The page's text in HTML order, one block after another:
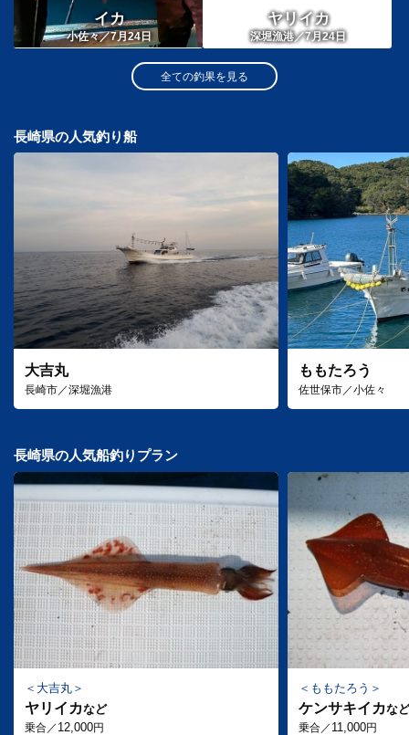
イカ
小佐々／7月24日
ヤリイカ
深堀漁港／7月24日
全ての釣果を見る
長崎県の人気釣り船
大吉丸
長崎市／深堀漁港
ももたろう
佐世保市／小佐々
長崎県の人気船釣りプラン
大吉丸
ヤリイカなど
乗合／ 12,000円
ももたろう
ケンサキイカなど
乗合／ 11,000円